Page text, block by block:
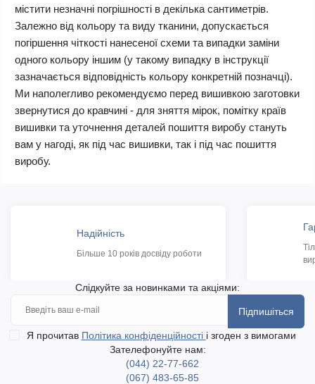
містити незначні погрішності в декілька сантиметрів.
Залежно від кольору та виду тканини, допускається
погіршення чіткості нанесеної схеми та випадки заміни
одного кольору іншим (у такому випадку в інструкції
зазначається відповідність кольору конкретній позначці).
Ми наполегливо рекомендуємо перед вишивкою заготовки
звернутися до кравчині - для зняття мірок, помітку країв
вишивки та уточнення деталей пошиття виробу стануть
вам у нагоді, як під час вишивки, так і під час пошиття
виробу.
Надійність
Більше 10 років досвіду роботи
Слідкуйте за новинками та акціями:
Підпишіться
Я прочитав Політика конфіденційності і згоден з вимогами
Зателефонуйте нам:
(044) 22-77-662
(067) 483-65-85